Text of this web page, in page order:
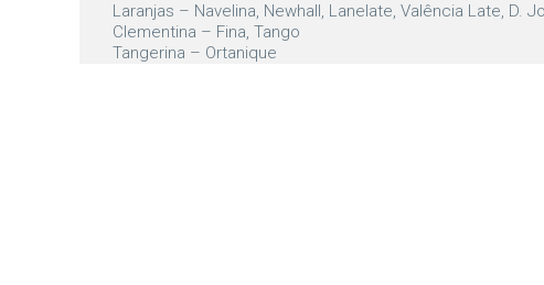
Laranjas – Navelina, Newhall, Lanelate, Valência Late, D.
Clementina – Fina, Tango
Tangerina – Ortanique